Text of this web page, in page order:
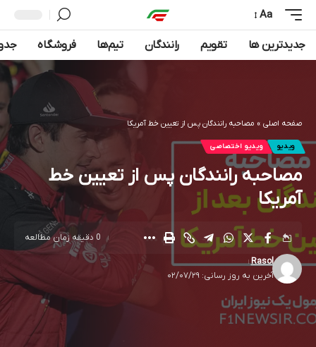
Aa
جدیدترین ها تقویم رانندگان تیم‌ها فروشگاه
صفحه اصلی » مصاحبه رانندگان پس از تعیین خط آمریکا
ویدیو ویدیو اختصاصی
مصاحبه رانندگان پس از تعیین خط
آمریکا
آخرین به روز رسانی: ۰۲/۰۷/۲۹
Rasol
0 دقیقه زمان مطالعه